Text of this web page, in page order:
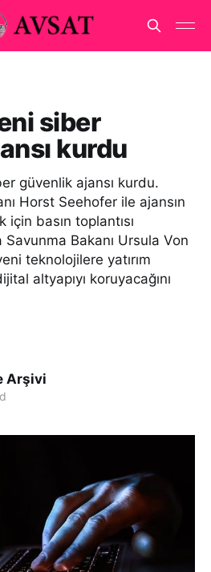
siber
kurdu
güvenlik ajansı kurdu.
Horst Seehofer ile ajansın
basın toplantısı
Bakanı Ursula Von
teknolojilere yatırım
altyapıyı koruyacağını
Arşivi